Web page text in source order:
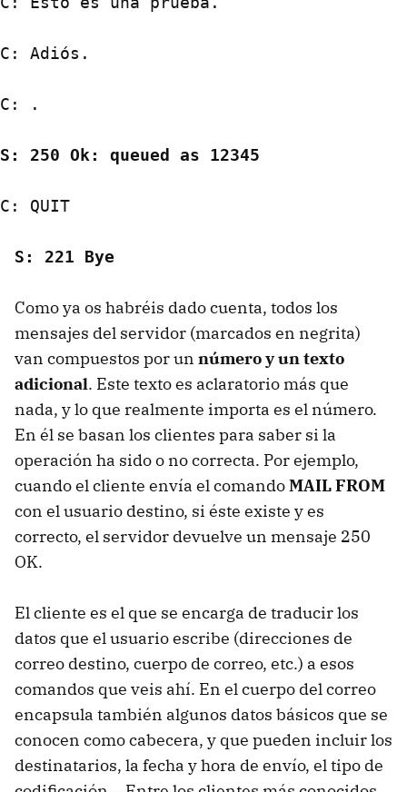
C: Adiós.
C: .
S: 250 Ok: queued as 12345
C: QUIT
S: 221 Bye
Como ya os habréis dado cuenta, todos los
mensajes del servidor (marcados en negrita)
van compuestos por un número y un texto
adicional. Este texto es aclaratorio más que
nada, y lo que realmente importa es el número.
En él se basan los clientes para saber si la
operación ha sido o no correcta. Por ejemplo,
cuando el cliente envía el comandoMAIL FROM
con el usuario destino, si éste existe y es
correcto, el servidor devuelve un mensaje 250
OK.
El cliente es el que se encarga de traducir los
datos que el usuario escribe (direcciones de
correo destino, cuerpo de correo, etc.) a esos
comandos que veis ahí. En el cuerpo del correo
encapsula también algunos datos básicos que se
conocen como cabecera, y que pueden incluir los
destinatarios, la fecha y hora de envío, el tipo de